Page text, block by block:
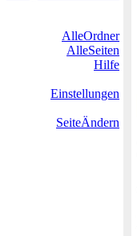
AlleOrdner
AlleSeiten
Hilfe
Einstellungen
SeiteÄndern